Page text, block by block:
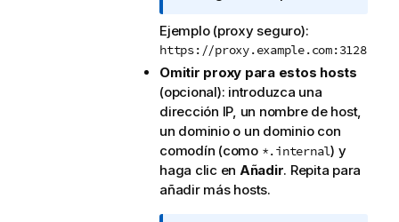
n
f
o
r
m
a
t
i
v
Ejemplo (proxy seguro):
https://proxy.example.com:3128
Omitir proxy para estos hosts
(opcional): introduzca una
dirección IP, un nombre de host,
un dominio o un dominio con
comodín (como *.internal) y
haga clic en Añadir. Repita para
añadir más hosts.